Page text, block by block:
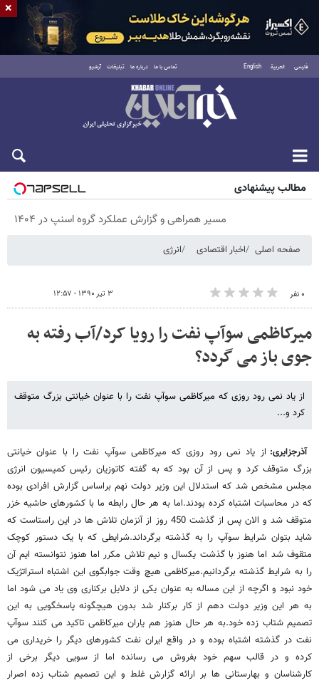
فارسی العربية English تماس با ما درباره ما تبلیغات آرشیو
پنجشنبه ۱۵ مرداد ۱۴۰۵
مطالب پیشنهادی
مسیر همراهی و گزارش عملکرد گروه اسنپ در ۱۴۰۴
صفحه اصلی اخبار اقتصادی انرژی
۰ نفر ۳ تیر ۱۳۹۰ - ۱۲:۵۷
میرکاظمی سوآپ نفت را رویا کرد/آب رفته به
جوی باز می گردد؟
از یاد نمی رود روزی که میرکاظمی سوآپ نفت را با عنوان خیانتی بزرگ متوقف
کرد و...
آذرجزایری: از یاد نمی رود روزی که میرکاظمی سوآپ نفت را با عنوان خیانتی
بزرگ متوقف کرد و پس از آن بود که به گفته کاتوزیان رئیس کمیسیون انرژی
مجلس مشخص شد که استدلال این وزیر دولت نهم براساس گزارش افرادی بوده
که در محاسبات اشتباه کرده بودند.اما به هر حال رابطه ما با کشورهای حاشیه خزر
متوقف شد و الان پس از گذشت 450 روز از آنزمان تلاش ها در این راستاست که
شاید بتوان شرایط سوآپ را به گذشته برگرداند.شرایطی که با یک دستور کوچک
متقوف شد اما هنوز با گذشت یکسال و نیم تلاش مکرر اما هنوز نتوانسته ایم آن
را به شرایط گذشته برگردانیم.میرکاظمی هیچ وقت جوابگوی این اشتباه استراتژیک
خود نبود و اگرچه از این مساله به عنوان یکی از دلایل برکناری وی یاد می شود اما
به هر این وزیر دولت دهم از کار برکنار شد بدون هیچگونه پاسخگویی به این
تصمیم شتاب زده خود.به هر حال هنوز هم یاران میرکاظمی تاکید می کنند سوآپ
نفت در گذشته اشتباه بوده و در واقع ایران نفت کشورهای دیگر را خریداری می
کرده و در قالب سهم خود بفروش می رسانده اما از سویی دیگر برخی از
کارشناسان و بهارستانی ها بر ارائه گزارش غلط و این تصمیم شتاب زده اصرار
×